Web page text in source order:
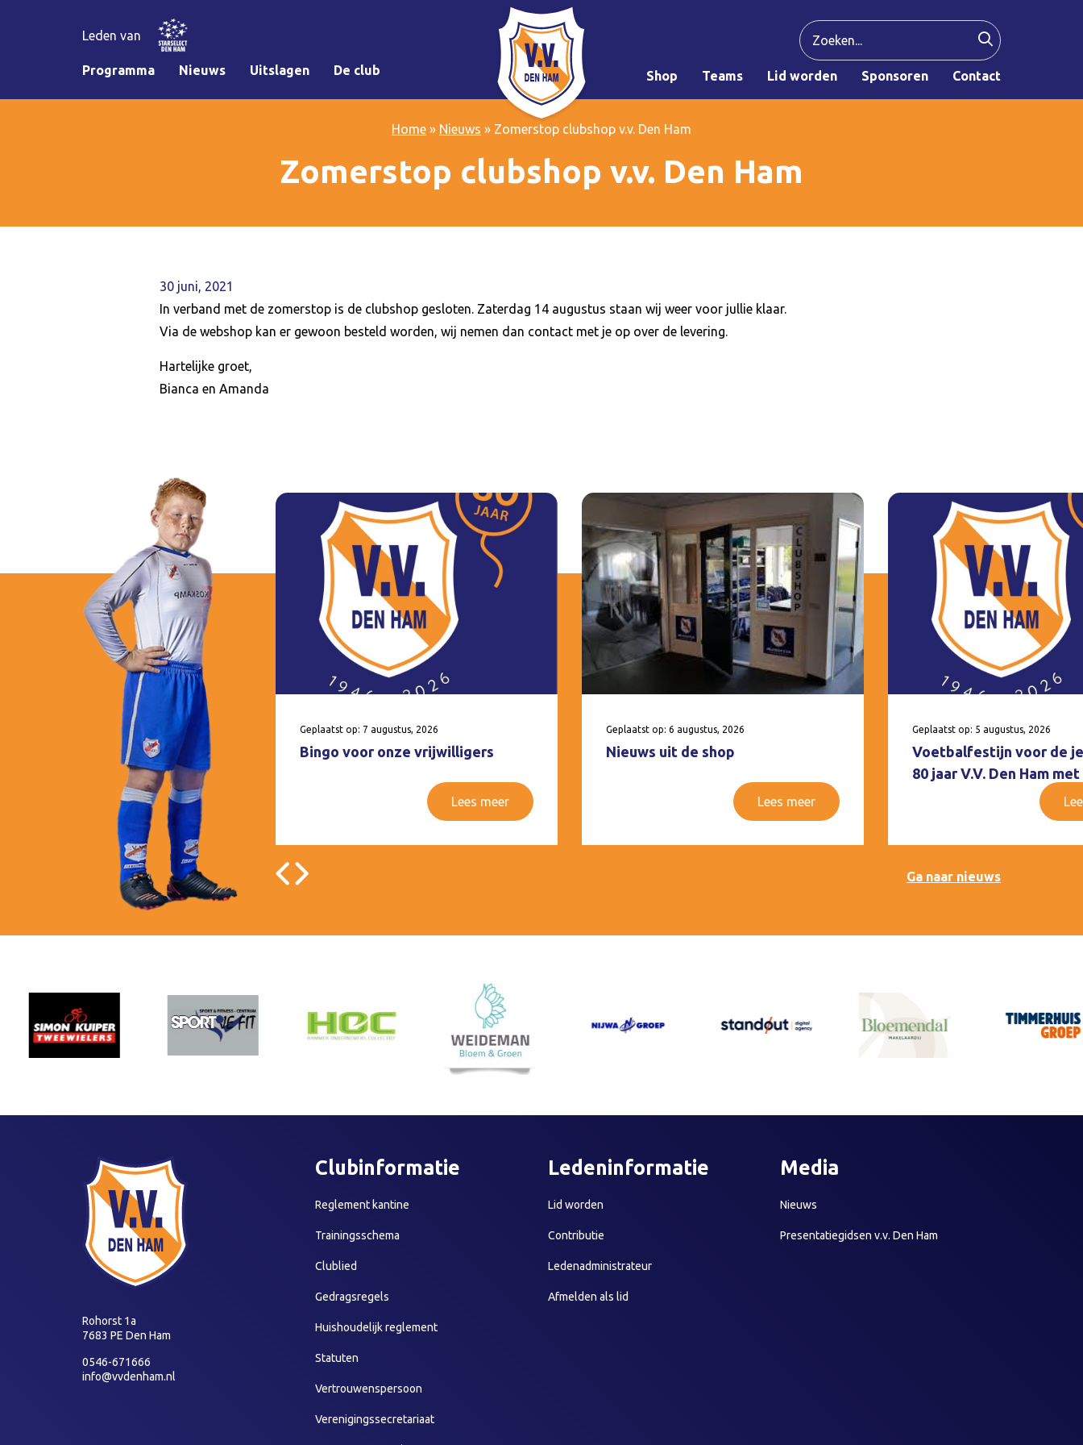
Leden van
Programma Nieuws Uitslagen De club Shop Teams Lid worden Sponsoren Contact
Home » Nieuws » Zomerstop clubshop v.v. Den Ham
Zomerstop clubshop v.v. Den Ham
30 juni, 2021
In verband met de zomerstop is de clubshop gesloten. Zaterdag 14 augustus staan wij weer voor jullie klaar.
Via de webshop kan er gewoon besteld worden, wij nemen dan contact met je op over de levering.
Hartelijke groet,
Bianca en Amanda
Geplaatst op: 7 augustus, 2026
Bingo voor onze vrijwilligers
Lees meer
Geplaatst op: 6 augustus, 2026
Nieuws uit de shop
Lees meer
Geplaatst op: 5 augustus, 2026
Voetbalfestijn voor de
80 jaar V.V. Den Ham
Ga naar nieuws
Rohorst 1a
7683 PE Den Ham
0546-671666
info@vvdenham.nl
Clubinformatie
Reglement kantine
Trainingsschema
Clublied
Gedragsregels
Huishoudelijk reglement
Statuten
Vertrouwenspersoon
Verenigingssecretariaat
Ledeninformatie
Lid worden
Contributie
Ledenadministrateur
Afmelden als lid
Media
Nieuws
Presentatiegidsen v.v. Den Ham